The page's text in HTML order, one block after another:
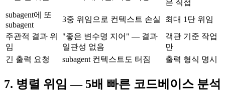
은 직접
subagent에 또
subagent
3중 위임으로 컨텍스트 손실
최대 1단 위임
주관적 결과 위
임
"좋은 변수명 지어" — 결과
일관성 없음
객관 기준 작업
만
긴 출력 요청
subagent 컨텍스트도 터짐 출력 형식 명시
7. 병렬 위임 — 5배 빠른 코드베이스 분석